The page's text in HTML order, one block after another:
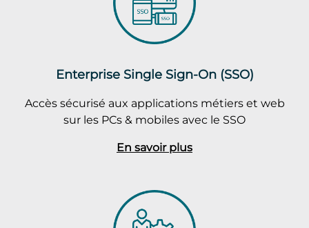
Enterprise Single Sign-On (SSO)
Accès sécurisé aux applications métiers et web
sur les PCs & mobiles avec le SSO
En savoir plus